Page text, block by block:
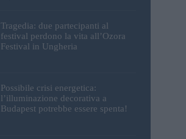
Tragedia: due partecipanti al
festival perdono la vita all’Ozora
Festival in Ungheria
Possibile crisi energetica:
l’illuminazione decorativa a
Budapest potrebbe essere spenta!